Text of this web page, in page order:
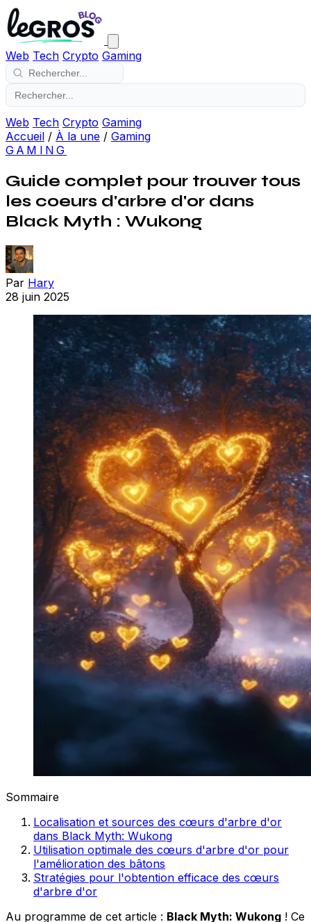
Web Tech Crypto Gaming
Web Tech Crypto Gaming
Accueil / À la une / Gaming
GAMING
Guide complet pour trouver tous
les coeurs d'arbre d'or dans
Black Myth : Wukong
Par Hary
28 juin 2025
Sommaire
Localisation et sources des cœurs d'arbre d'or
dans Black Myth: Wukong
Utilisation optimale des cœurs d'arbre d'or pour
l'amélioration des bâtons
Stratégies pour l'obtention efficace des cœurs
d'arbre d'or
Au programme de cet article : Black Myth: Wukong ! Ce